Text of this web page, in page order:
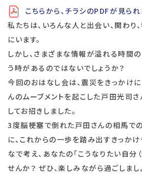
こちらから、チラシのPDFが見ら
私たちは、いろんな人と出会い、関わり
にいます。
しかし、さまざまな情報が溢れる時間
う時があるのではないでしょうか？
今回のおはなし会は、震災をきっかけ
んのムーブメントを起こした戸田光司
してお招きしました。
3度脳梗塞で倒れた戸田さんの相馬で
に、これからの一歩を踏み出すきっか
なで考え、あなたの「こうなりたい自分
せんか？ ぜひ、楽しみながら過ごしまし